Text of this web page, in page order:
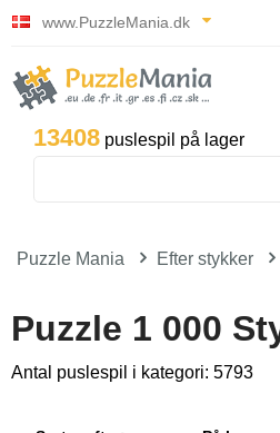
www.PuzzleMania.dk
13408 puslespil på lager
Puzzle Mania Efter stykker
Puzzle 1 000
Antal puslespil i kategori: 5793